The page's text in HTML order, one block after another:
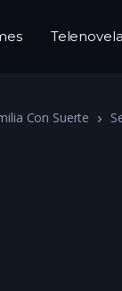
Con Suerte